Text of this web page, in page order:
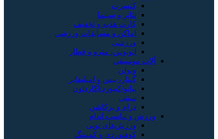
کنسرت
تئاتر و سینما
کارت هدیه و تخفیف
اماکن و مسابقات ورزشی
ورزشی
اتوبوس، مترو و قطار
آلات موسیقی
ویولن
گیتار، بیس و امپلیفایر
پیانو/کیبورد/آکاردئون
سنتی
درام و پرکاشن
ورزش و تناسب اندام
ورزش‌های توپی
کوهنوردی و کمپینگ